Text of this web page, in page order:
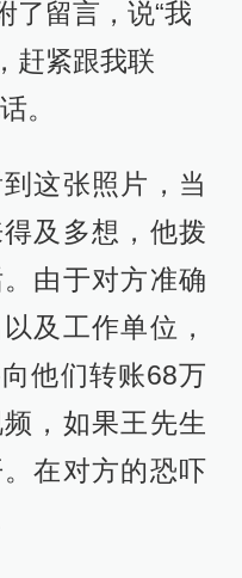
了留言，说“我
赶紧跟我联
。
这张照片，当
及多想，他拨
由于对方准确
及工作单位，
他们转账68万
，如果王先生
在对方的恐吓